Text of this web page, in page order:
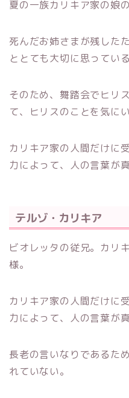
夏の一族カリキア家の娘の
死んだお姉さまが残した
ととても大切に思っている
そのため、舞踏会でヒリ
て、ヒリスのことを気に
カリキア家の人間だけに
力によって、人の言葉が
テルゾ・カリキア
ビオレッタの従兄。カリ
様。
カリキア家の人間だけに
力によって、人の言葉が
長老の言いなりであるた
れていない。